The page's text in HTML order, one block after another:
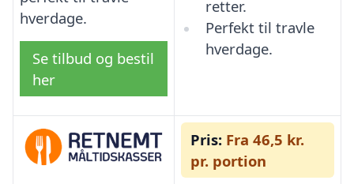
hverdage.
Se tilbud og bestil
her
retter.
Perfekt til travle
hverdage.
Pris: Fra 46,5 kr.
pr. portion